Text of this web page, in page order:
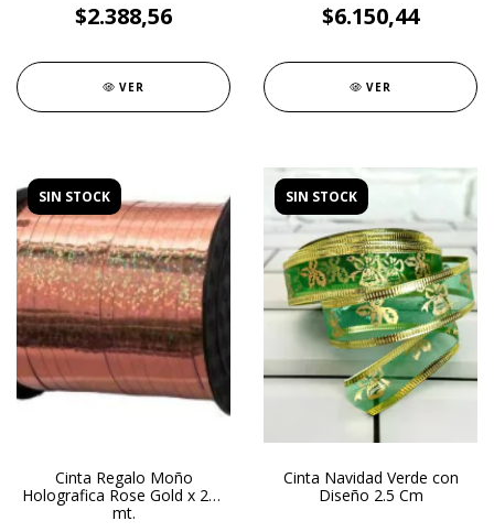
$2.388,56
VER
$6.150,44
VER
SIN STOCK
Cinta Regalo Moño
Holografica Rose Gold x 225
mt.
SIN STOCK
Cinta Navidad Verde con
Diseño 2.5 Cm